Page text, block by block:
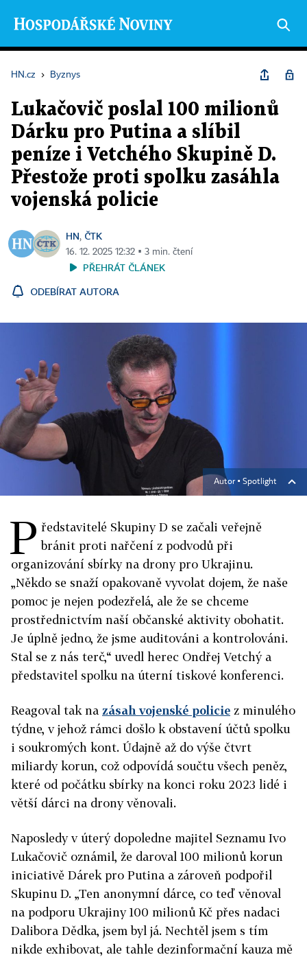
HN.cz › Byznys
Lukačovič poslal 100 milionů
Dárku pro Putina a slíbil
peníze i Vetchého Skupině D.
Přestože proti spolku zasáhla
vojenská policie
HN, ČTK
16. 12. 2025 12:32 ▪ 3 min. čtení
PŘEHRÁT ČLÁNEK
ODEBÍRAT AUTORA
Autor ▪ Spotlight
P ředstavitelé Skupiny D se začali veřejně
bránit proti nařčení z podvodů při
organizování sbírky na drony pro Ukrajinu.
„Někdo se snaží opakovaně vyvolat dojem, že naše
pomoc je nejen podezřelá, ale že se chceme
prostřednictvím naší občanské aktivity obohatit.
Je úplně jedno, že jsme auditováni a kontrolováni.
Stal se z nás terč,“ uvedl herec Ondřej Vetchý a
představitel spolku na úterní tiskové konferenci.
Reagoval tak na zásah vojenské policie z minulého
týdne, v jehož rámci došlo k obstavení účtů spolku
i soukromých kont. Údajně až do výše čtvrt
miliardy korun, což odpovídá součtu všech peněz,
které od počátku sbírky na konci roku 2023 lidé i
větší dárci na drony věnovali.
Naposledy v úterý dopoledne majitel Seznamu Ivo
Lukačovič oznámil, že daroval 100 milionů korun
iniciativě Dárek pro Putina a zároveň podpořil
Skupinu D. „Ten anonymní dárce, co teď věnoval
na podporu Ukrajiny 100 milionů Kč přes nadaci
Dalibora Dědka, jsem byl já. Nechtěl jsem s tím
nikde exhibovat, ale tahle dezinformační kauza mě